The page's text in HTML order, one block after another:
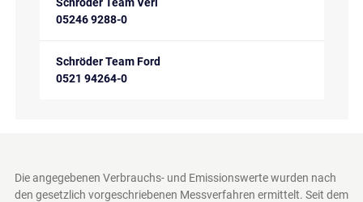
Schröder Team Verl
05246 9288-0
Schröder Team Ford
0521 94264-0
Die angegebenen Verbrauchs- und Emissionswerte wurden nach
den gesetzlich vorgeschriebenen Messverfahren ermittelt. Seit dem